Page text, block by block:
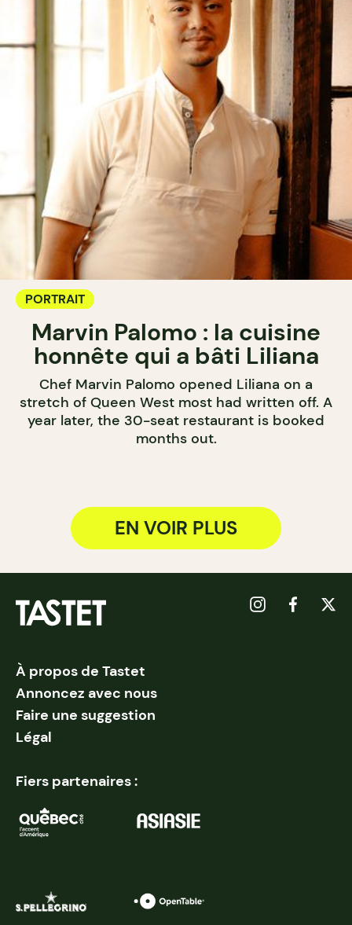
PORTRAIT
Marvin Palomo : la cuisine
honnête qui a bâti Liliana
Chef Marvin Palomo opened Liliana on a
stretch of Queen West most had written off. A
year later, the 30-seat restaurant is booked
months out.
EN VOIR PLUS
À propos de Tastet
Annoncez avec nous
Faire une suggestion
Légal
Fiers partenaires :